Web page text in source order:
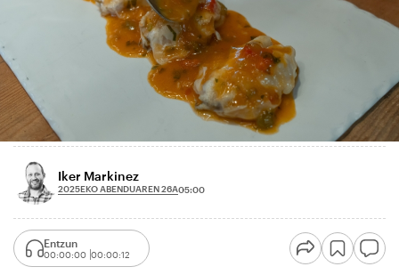
Iker Markinez
2025EKO ABENDUAREN 26A05:00
Entzun
00:00:00 00:00:12